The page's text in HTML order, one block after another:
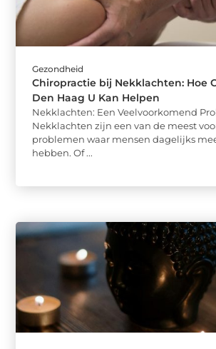
Gezondheid
Chiropractie bij Nekklachten: Hoe
Den Haag U Kan Helpen
Nekklachten: Een Veelvoorkomend
Nekklachten zijn een van de meest
problemen waar mensen dagelijks
hebben. Of ...